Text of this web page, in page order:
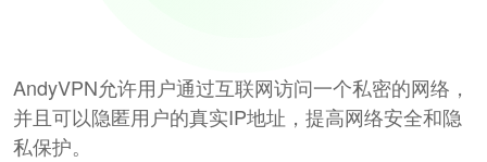
AndyVPN允许用户通过互联网访问一个私密的网络，
并且可以隐匿用户的真实IP地址，提高网络安全和隐
私保护。